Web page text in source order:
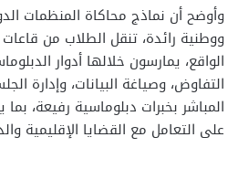
وأوضح أن نماذج محاكاة المنظمات
ووطنية رائدة، تنقل الطلاب من
الواقع، يمارسون خلالها أدوار
التفاوض، وصياغة البيانات، وإدارة
المباشر بخبرات دبلوماسية رفيعة،
على التعامل مع القضايا الإقليمية